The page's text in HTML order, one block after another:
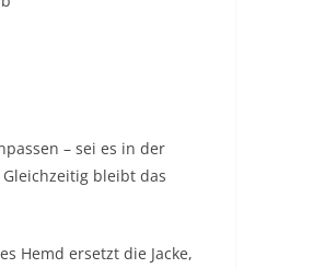
– sei es in der
bleibt das
Hemd ersetzt die Jacke,